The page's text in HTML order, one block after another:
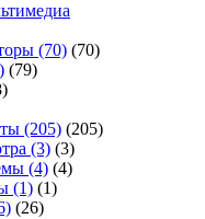
(70) (70)
(79)
(205) (205)
(3) (3)
(4) (4)
(1) (1)
(26)